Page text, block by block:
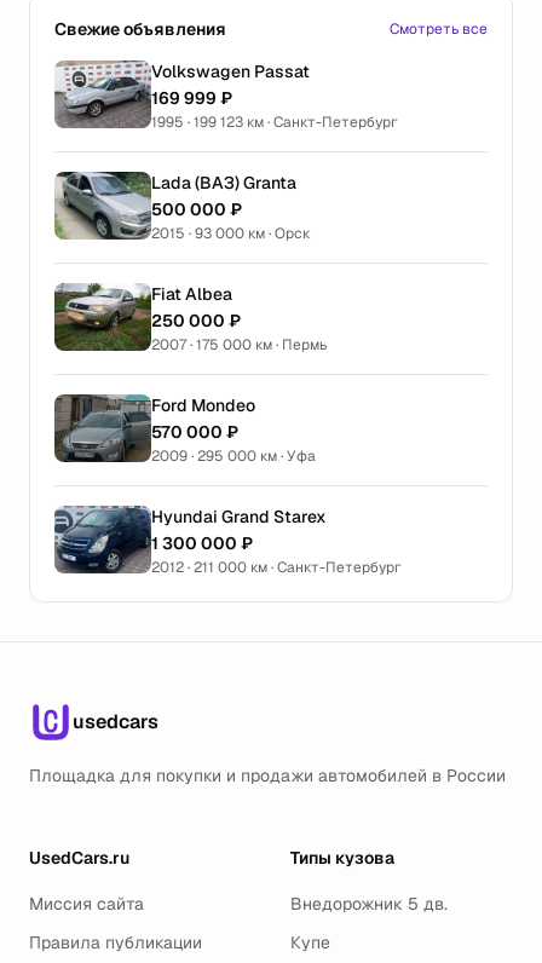
Свежие объявления Смотреть все
Volkswagen Passat
169 999 ₽
1995 · 199 123 км · Санкт-Петербург
Lada (ВАЗ) Granta
500 000 ₽
2015 · 93 000 км · Орск
Fiat Albea
250 000 ₽
2007 · 175 000 км · Пермь
Ford Mondeo
570 000 ₽
2009 · 295 000 км · Уфа
Hyundai Grand Starex
1 300 000 ₽
2012 · 211 000 км · Санкт-Петербург
usedcars
Площадка для покупки и продажи автомобилей в России
UsedCars.ru
Миссия сайта
Правила публикации
Типы кузова
Внедорожник 5 дв.
Купе